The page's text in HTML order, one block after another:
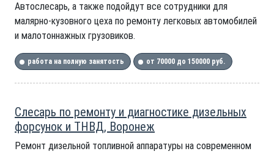
Автослесарь, а также подойдут все сотрудники для
малярно-кузовного цеха по ремонту легковых автомобилей
и малотоннажных грузовиков.
работа на полную занятость от 70000 до 150000 руб.
Слесарь по ремонту и диагностике дизельных
форсунок и ТНВД, Воронеж
Ремонт дизельной топливной аппаратуры на современном